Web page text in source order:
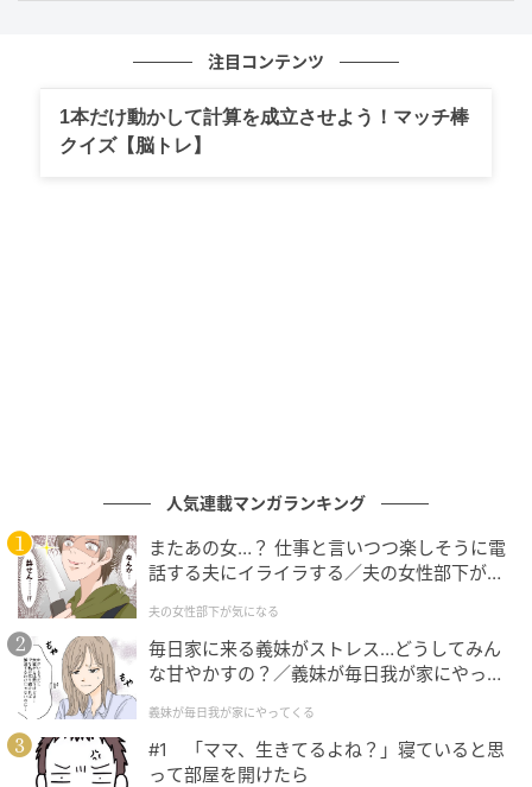
して発言してる」と、テレビでのコメント力や、周囲
番組では、長嶋一茂さんが上沼さんをさりげなく支え
る場面や、分厚く大きい手、鍛え上げられた胸板にも
と言われることもあったそうですが、その分プレッシ
ャーにもさらされてきた一茂さん。さまざまな困難を
乗り越えて今の自分を築き上げ、どんな現場でもぶれ
ることなく自分を表現し続ける姿勢に、多くの共演者
が共感を寄せています。
常に話題の中心にいるその現場力と人間力。まさに唯
一無二の存在感が、多くの人を魅了してやみません。
今後もテレビやラジオでの活躍が楽しみですね。
注目コンテンツ
1本だけ動かして計算を成立させよう！マッチ棒
クイズ【脳トレ】
人気連載マンガランキング
またあの女…？ 仕事と言いつつ楽しそうに電
話する夫にイライラする／夫の女性部下が気
夫の女性部下が気になる
毎日家に来る義妹がストレス…どうしてみん
な甘やかすの？／義妹が毎日我が家にやって
が】
義妹が毎日我が家にやってくる
#1 「ママ、生きてるよね？」寝ていると思
って部屋を開けたら